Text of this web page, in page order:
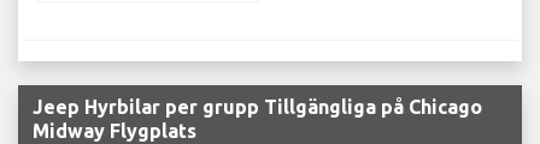
Jeep Hyrbilar per grupp Tillgängliga på Chicago
Midway Flygplats